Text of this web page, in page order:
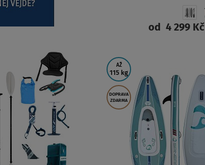
od4 299 Kč
AŽ
115 kg
DOPRAVA
ZDARMA